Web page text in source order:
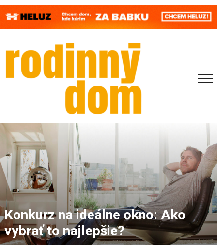
Konkurz na ideálne okno: Ako
vybrať to najlepšie?